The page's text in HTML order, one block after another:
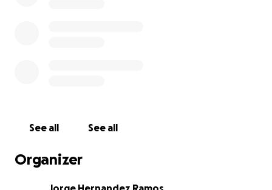
See all See all
Organizer